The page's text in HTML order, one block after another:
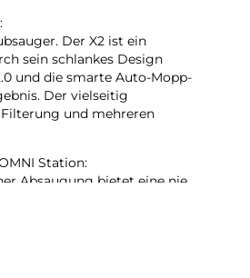
Der X2 ist ein
sein schlankes Design
und die smarte Auto-Mopp-
Der vielseitig
und mehreren
Station:
Absaugung bietet eine nie
Sowohl der